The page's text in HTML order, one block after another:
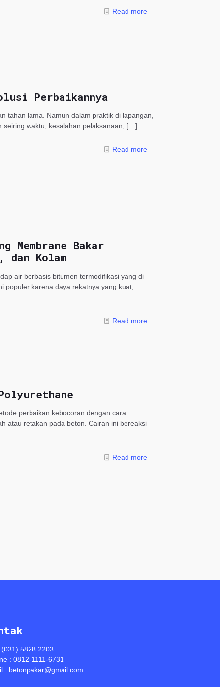
Read more
Perbaikannya
tahan lama. Namun dalam praktik di lapangan,
waktu, kesalahan pelaksanaan, […]
Read more
Membrane Bakar
Kolam
air berbasis bitumen termodifikasi yang di
populer karena daya rekatnya yang kuat,
Read more
perbaikan kebocoran dengan cara
atau retakan pada beton. Cairan ini bereaksi
Read more
5828 2203
: 0812-1111-6731
: betonpakar@gmail.com